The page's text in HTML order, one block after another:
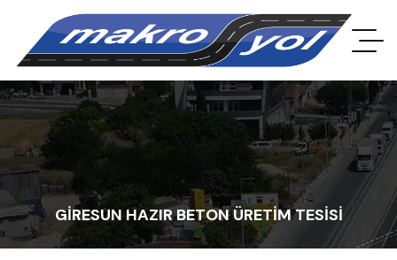
GİRESUN HAZIR BETON ÜRETİM TESİSİ